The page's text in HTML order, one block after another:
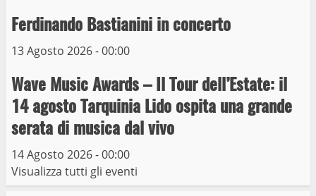
Ferdinando Bastianini in concerto
13 Agosto 2026 - 00:00
Wave Music Awards – Il Tour dell’Estate: il
14 agosto Tarquinia Lido ospita una grande
serata di musica dal vivo
14 Agosto 2026 - 00:00
Visualizza tutti gli eventi
6
capolinea al terminal Riello dal 15 al 17
giugno
15 Giugno 2023
Giochi Sportivi Studenteschi di Atletica a
Viterbo
10 Maggio 2023
I Carabinieri arrestano due giovani per